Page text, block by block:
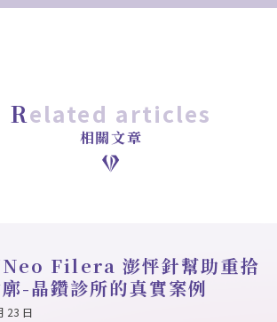
related articles
相關文章
Neo Filera 澎怦針幫助重拾
-晶鑽診所的真實案例
23 日